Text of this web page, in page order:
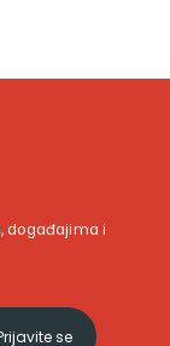
događajima i